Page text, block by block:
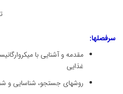
سرفصلها:
مقدمه و آشنایی با
غذایی
روشهای جستجو، شناسایی و